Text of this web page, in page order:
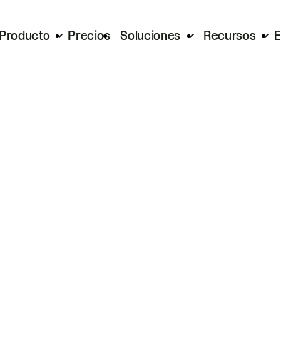
Producto Precios Soluciones Recursos